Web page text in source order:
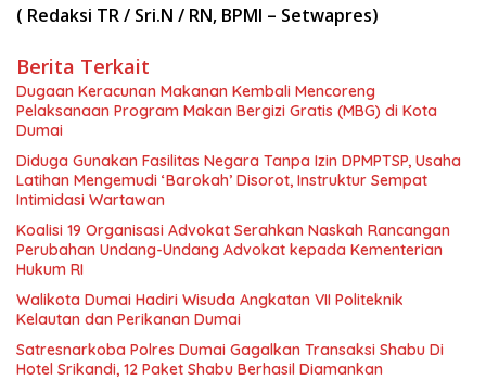
( Redaksi TR / Sri.N / RN, BPMI – Setwapres)
Berita Terkait
Dugaan Keracunan Makanan Kembali Mencoreng
Pelaksanaan Program Makan Bergizi Gratis (MBG) di Kota
Dumai
Diduga Gunakan Fasilitas Negara Tanpa Izin DPMPTSP, Usaha
Latihan Mengemudi ‘Barokah’ Disorot, Instruktur Sempat
Intimidasi Wartawan
Koalisi 19 Organisasi Advokat Serahkan Naskah Rancangan
Perubahan Undang-Undang Advokat kepada Kementerian
Hukum RI
Walikota Dumai Hadiri Wisuda Angkatan VII Politeknik
Kelautan dan Perikanan Dumai
Satresnarkoba Polres Dumai Gagalkan Transaksi Shabu Di
Hotel Srikandi, 12 Paket Shabu Berhasil Diamankan